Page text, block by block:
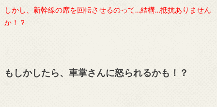
しかし、新幹線の席を回転させるのって…結構…抵抗ありません
か！？
もしかしたら、車掌さんに怒られるかも！？